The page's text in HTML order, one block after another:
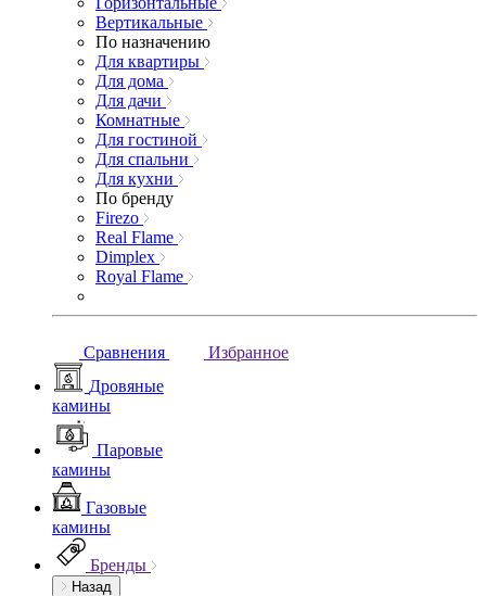
Вертикальные
По назначению
Для квартиры
Для дома
Для дачи
Комнатные
Для гостиной
Для спальни
Для кухни
По бренду
Firezo
Real Flame
Dimplex
Royal Flame
Сравнения
Избранное
Дровяные
камины
Паровые
камины
Газовые
камины
Бренды
Назад